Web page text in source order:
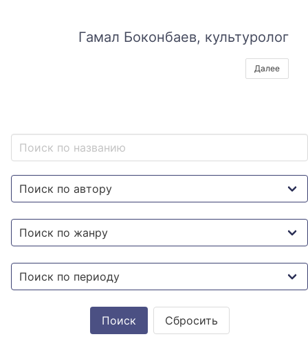
Гамал Боконбаев, культуролог
Далее
Сбросить